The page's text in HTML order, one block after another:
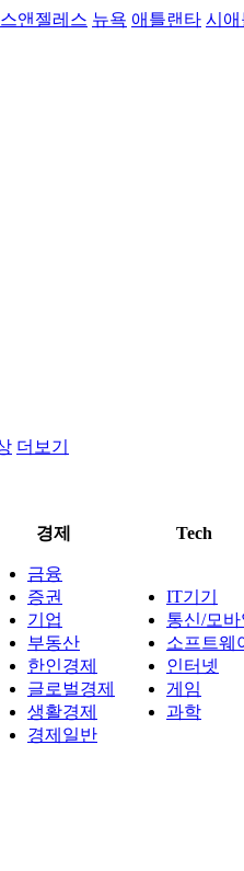
앤젤레스 뉴욕 애틀랜타 시애
더보기
경제 Tech
금융
증권
기업
부동산
한인경제
글로벌경제
생활경제
경제일반
IT기기
통신/모
소프트웨
인터넷
게임
과학